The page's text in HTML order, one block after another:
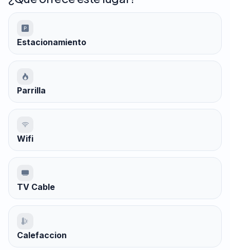
Estacionamiento
Parrilla
Wifi
TV Cable
Calefaccion